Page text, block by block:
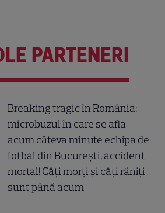
PARTENERI
Breaking tragic în România:
microbuzul în care se afla
acum câteva minute echipa de
fotbal din București, accident
mortal! Câți morți și câți răniți
sunt până acum